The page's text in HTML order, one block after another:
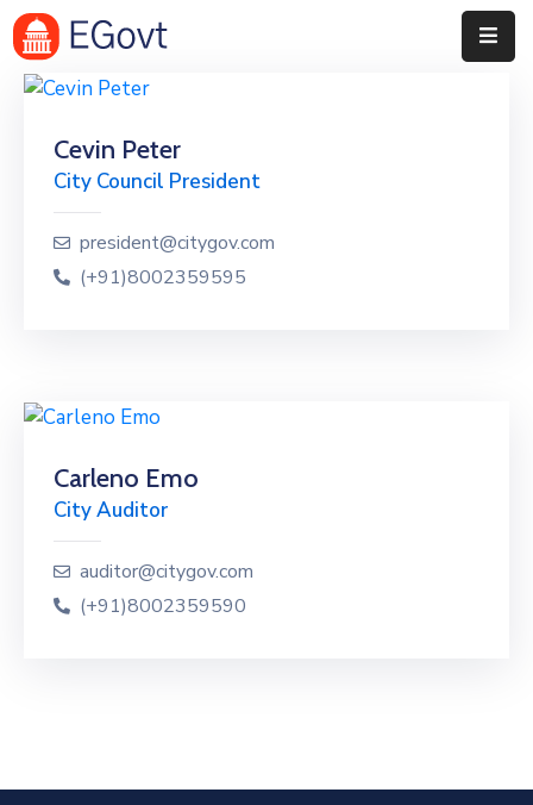
Projelerimiz
Duyurular
Etkinlikler
Der
S.S.S
İletişim
Cevin Peter
City Council President
president@citygov.com
(+91)8002359595
Carleno Emo
City Auditor
auditor@citygov.com
(+91)8002359590